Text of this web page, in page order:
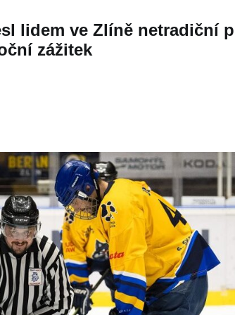
lidem ve Zlíně netradiční
zážitek